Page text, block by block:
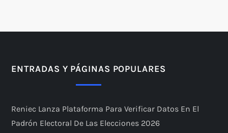
ENTRADAS Y PÁGINAS POPULARES
Reniec Lanza Plataforma Para Verificar Datos En El
Padrón Electoral De Las Elecciones 2026